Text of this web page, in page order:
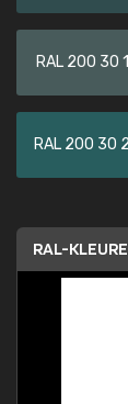
RAL 200 30
RAL 200 30
RAL-